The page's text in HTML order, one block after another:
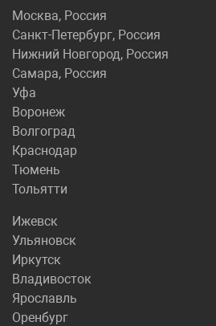
Москва, Россия
Санкт-Петербург, Россия
Нижний Новгород, Россия
Самара, Россия
Уфа
Воронеж
Волгоград
Краснодар
Тюмень
Тольятти
Ижевск
Ульяновск
Иркутск
Владивосток
Ярославль
Оренбург